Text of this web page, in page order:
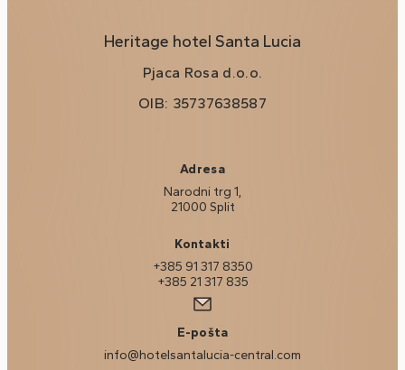
Heritage hotel Santa Lucia
Pjaca Rosa d.o.o.
OIB: 35737638587
Adresa
Narodni trg 1,
21000 Split
Kontakti
+385 91 317 8350
+385 21 317 835
E-pošta
info@hotelsantalucia-central.com